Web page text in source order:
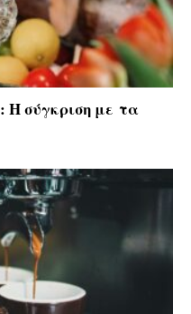
Η σύγκριση με τα